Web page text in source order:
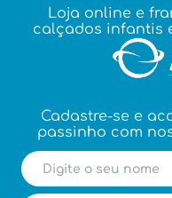
Loja online e
calçados infantis
Cadastre-se e
passinho com